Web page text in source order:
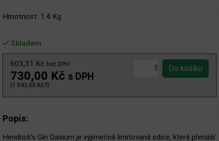
Hmotnost: 1.4 Kg
Skladem
603,31 Kč bez DPH
730,00 Kč s DPH
(1 043,00 Kč/l)
Popis:
Hendrick’s Gin Oasium je výjimečná limitovaná edice, která přenáší